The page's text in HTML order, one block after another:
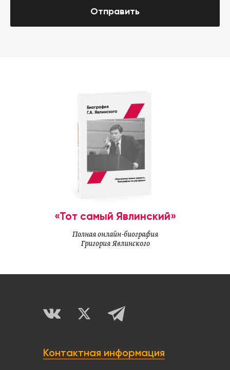
Отправить
«Тот самый Явлинский»
Полная онлайн-биография
Григория Явлинского
Контактная информация